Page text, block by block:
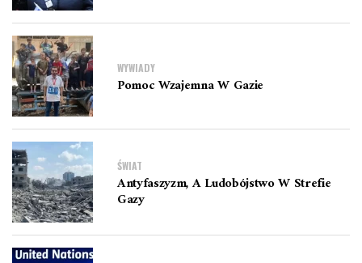
WYWIADY
Pomoc Wzajemna W Gazie
ŚWIAT
Antyfaszyzm, A Ludobójstwo W Strefie
Gazy